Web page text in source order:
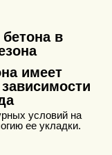
в
имеет
условий на
ее укладки.